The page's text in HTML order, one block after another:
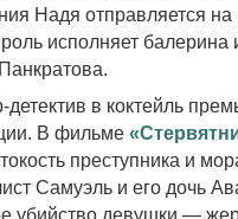
Надя отправляется на
исполняет балерина
в коктейль
В фильме
преступника и
Самуэль и его дочь